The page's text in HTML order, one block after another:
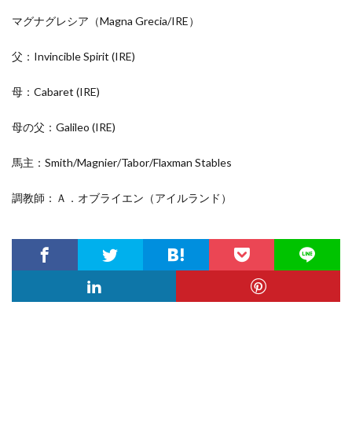
マグナグレシア（Magna Grecia/IRE）
父：Invincible Spirit (IRE)
母：Cabaret (IRE)
母の父：Galileo (IRE)
馬主：Smith/Magnier/Tabor/Flaxman Stables
調教師：Ａ．オブライエン（アイルランド）